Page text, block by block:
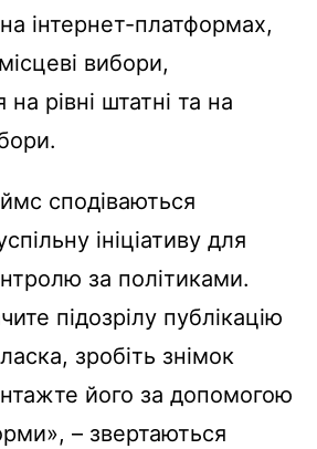
інтернет-платформах,
вибори,
рівні штатні та на
сподіваються
ініціативу для
за політиками.
підозрілу публікацію
зробіть знімок
його за допомогою
– звертаються